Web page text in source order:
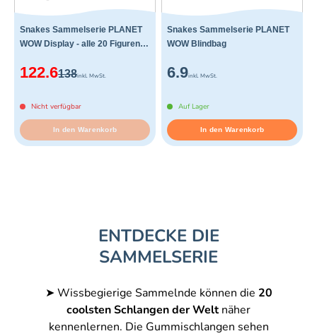
Snakes Sammelserie PLANET
WOW Display - alle 20 Figuren
122.6138inkl. MwSt.
Nicht verfügbar
In den Warenkorb
Snakes Sammelserie PLANET
WOW Blindbag
6.9inkl. MwSt.
Auf Lager
In den Warenkorb
ENTDECKE DIE
SAMMELSERIE
➤ Wissbegierige Sammelnde können die 20
coolsten Schlangen der Weltnäher
kennenlernen. Die Gummischlangen sehen